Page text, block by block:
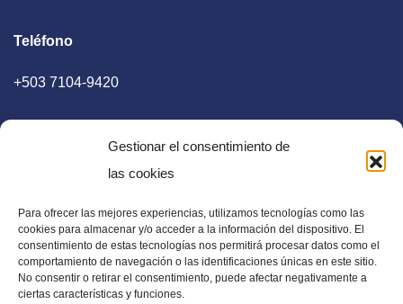
Gestionar el consentimiento de
las cookies
Para ofrecer las mejores experiencias, utilizamos tecnologías como las
cookies para almacenar y/o acceder a la información del dispositivo. El
consentimiento de estas tecnologías nos permitirá procesar datos como el
comportamiento de navegación o las identificaciones únicas en este sitio.
No consentir o retirar el consentimiento, puede afectar negativamente a
ciertas características y funciones.
Teléfono
+503 7104-9420
E-mail
diaadia.redaccion@gmail.com